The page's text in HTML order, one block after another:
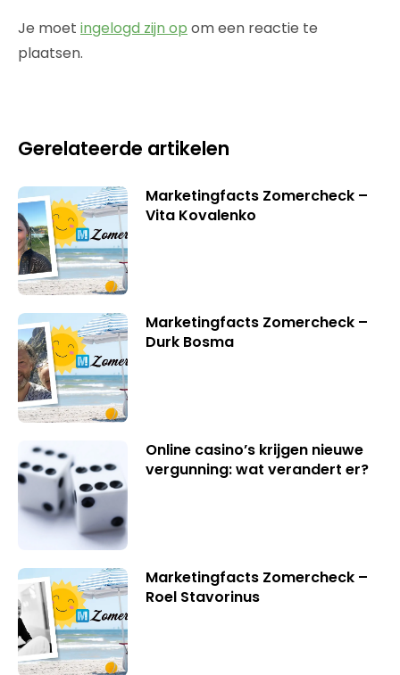
Je moet ingelogd zijn op om een reactie te
plaatsen.
Gerelateerde artikelen
Marketingfacts Zomercheck –
Vita Kovalenko
Marketingfacts Zomercheck –
Durk Bosma
Online casino’s krijgen nieuwe
vergunning: wat verandert er?
Marketingfacts Zomercheck –
Roel Stavorinus